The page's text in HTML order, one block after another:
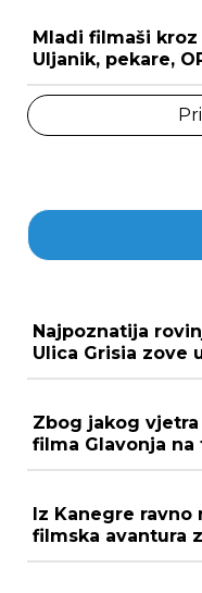
Mladi filmaši
Uljanik, pekare,
Najpoznatija
Ulica Grisia zove
Zbog jakog
filma Glavonja na
Iz Kanegre ravno
filmska avantura